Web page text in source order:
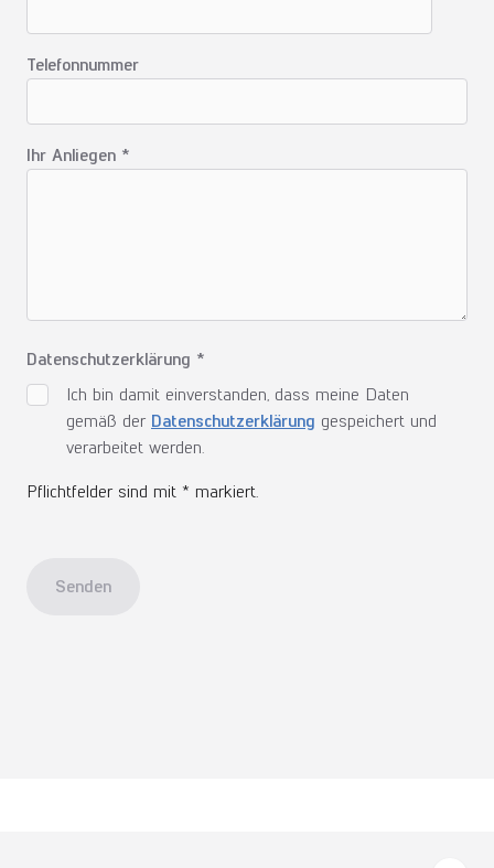
Telefonnummer
Ihr Anliegen *
Datenschutzerklärung *
Ich bin damit einverstanden, dass meine Daten
gemäß der Datenschutzerklärung gespeichert und
verarbeitet werden.
Pflichtfelder sind mit * markiert.
Senden